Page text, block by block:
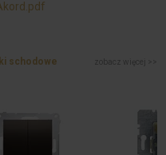
schodowe zobacz więcej >>